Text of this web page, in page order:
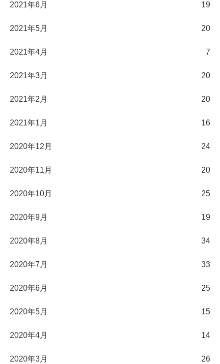
2021年6月 19
2021年5月 20
2021年4月 7
2021年3月 20
2021年2月 20
2021年1月 16
2020年12月 24
2020年11月 20
2020年10月 25
2020年9月 19
2020年8月 34
2020年7月 33
2020年6月 25
2020年5月 15
2020年4月 14
2020年3月 26